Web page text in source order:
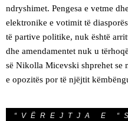
ndryshimet. Pengesa e vetme
elektronike e votimit të
të partive politike, nuk është
dhe amendamentet nuk u
së Nikolla Micevski shprehet se
e opozitës por të njëjtit
“VËREJTJA E